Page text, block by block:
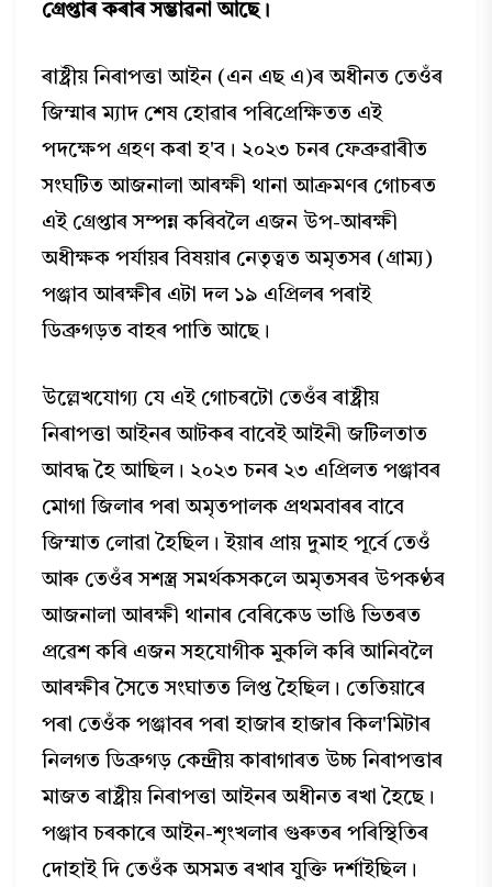
গ্ৰেপ্তাৰ কৰাৰ সম্ভাৱনা আছে।
ৰাষ্ট্ৰীয় নিৰাপত্তা আইন (এন এছ এ)ৰ অধীনত তেওঁৰ
জিম্মাৰ ম্যাদ শেষ হোৱাৰ পৰিপ্ৰেক্ষিতত এই
পদক্ষেপ গ্রহণ কৰা হ'ব। ২০২৩ চনৰ ফেব্ৰুৱাৰীত
সংঘটিত আজনালা আৰক্ষী থানা আক্ৰমণৰ গোচৰত
এই গ্ৰেপ্তাৰ সম্পন্ন কৰিবলৈ এজন উপ-আৰক্ষী
অধীক্ষক পৰ্যায়ৰ বিষয়াৰ নেতৃত্বত অমৃতসৰ (গ্রাম্য)
পঞ্জাব আৰক্ষীৰ এটা দল ১৯ এপ্ৰিলৰ পৰাই
ডিব্ৰুগড়ত বাহৰ পাতি আছে।
উল্লেখযোগ্য যে এই গোচৰটো তেওঁৰ ৰাষ্ট্ৰীয়
নিৰাপত্তা আইনৰ আটকৰ বাবেই আইনী জটিলতাত
আবদ্ধ হৈ আছিল। ২০২৩ চনৰ ২৩ এপ্ৰিলত পঞ্জাবৰ
মোগা জিলাৰ পৰা অমৃতপালক প্ৰথমবাৰৰ বাবে
জিম্মাত লোৱা হৈছিল। ইয়াৰ প্ৰায় দুমাহ পূৰ্বে তেওঁ
আৰু তেওঁৰ সশস্ত্র সমর্থকসকলে অমৃতসৰৰ উপকণ্ঠৰ
আজনালা আৰক্ষী থানাৰ বেৰিকেড ভাঙি ভিতৰত
প্ৰৱেশ কৰি এজন সহযোগীক মুকলি কৰি আনিবলৈ
আৰক্ষীৰ সৈতে সংঘাতত লিপ্ত হৈছিল। তেতিয়াৰে
পৰা তেওঁক পঞ্জাবৰ পৰা হাজাৰ হাজাৰ কিল'মিটাৰ
নিলগত ডিব্ৰুগড় কেন্দ্ৰীয় কাৰাগাৰত উচ্চ নিৰাপত্তাৰ
মাজত ৰাষ্ট্ৰীয় নিৰাপত্তা আইনৰ অধীনত ৰখা হৈছে।
পঞ্জাব চৰকাৰে আইন-শৃংখলাৰ গুৰুতৰ পৰিস্থিতিৰ
দোহাই দি তেওঁক অসমত ৰখাৰ যুক্তি দর্শাইছিল।